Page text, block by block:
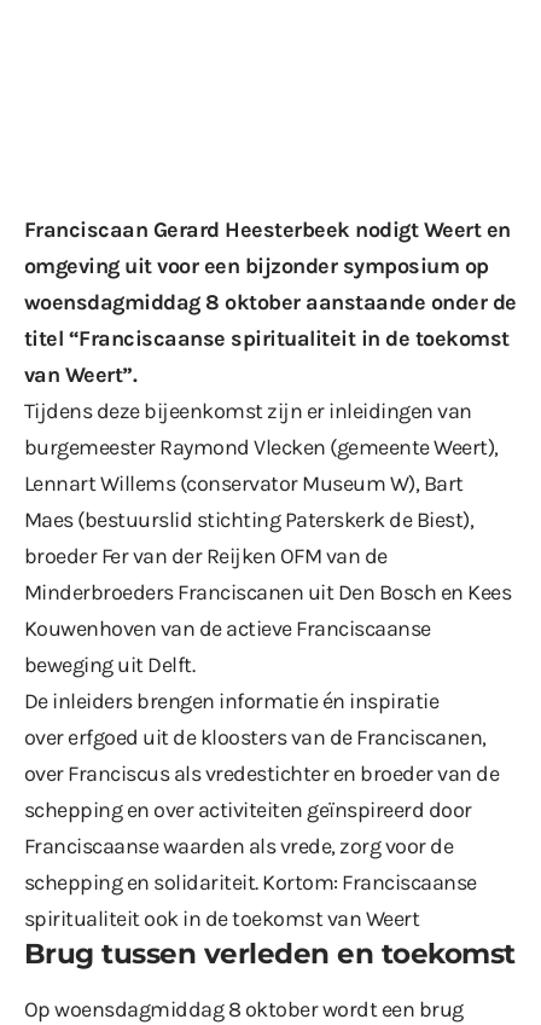
Franciscaan Gerard Heesterbeek nodigt Weert en
omgeving uit voor een bijzonder symposium op
woensdagmiddag 8 oktober aanstaande onder de
titel “Franciscaanse spiritualiteit in de toekomst
van Weert”.
Tijdens deze bijeenkomst zijn er inleidingen van
burgemeester Raymond Vlecken (gemeente Weert),
Lennart Willems (conservator Museum W), Bart
Maes (bestuurslid stichting Paterskerk de Biest),
broeder Fer van der Reijken OFM van de
Minderbroeders Franciscanen uit Den Bosch en Kees
Kouwenhoven van de actieve Franciscaanse
beweging uit Delft.
De inleiders brengen informatie én inspiratie
over erfgoed uit de kloosters van de Franciscanen,
over Franciscus als vredestichter en broeder van de
schepping en over activiteiten geïnspireerd door
Franciscaanse waarden als vrede, zorg voor de
schepping en solidariteit. Kortom: Franciscaanse
spiritualiteit ook in de toekomst van Weert
Brug tussen verleden en toekomst
Op woensdagmiddag 8 oktober wordt een brug